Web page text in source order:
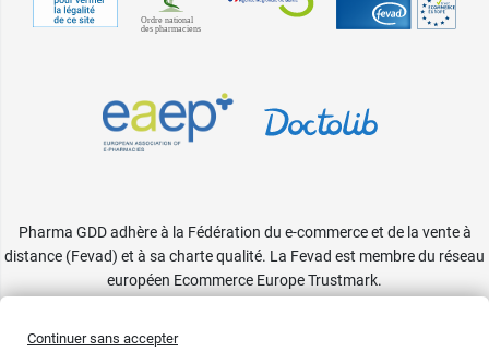
Pharma GDD adhère à la Fédération du e-commerce et de la vente à
distance (Fevad) et à sa charte qualité. La Fevad est membre du réseau
européen Ecommerce Europe Trustmark.
Continuer sans accepter